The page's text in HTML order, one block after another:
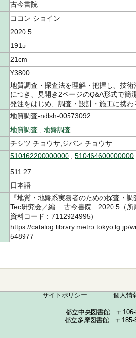
古今書院
ココン ショイン
2020.5
191p
21cm
¥3800
地質調査・探査法を理解・把握し、技
につき、見開き2ページのQ&A形式で簡
発注をはじめ、調査・設計・施工に携
地質調査-ndlsh-00573092
地質調査
地盤調査
チシツ チョウサ,ジバン チョウサ
510462200000000 510464600000000
511.27
日本語
『地質・地盤系実務者のための探査・
Tec研究会／編 古今書院 2020.5（
資料コード：7112924995）
https://catalog.library.metro.tokyo.lg.jp/
548977
サイトポリシー 個人情
都立中央図書館 〒
都立多摩図書館 〒185-